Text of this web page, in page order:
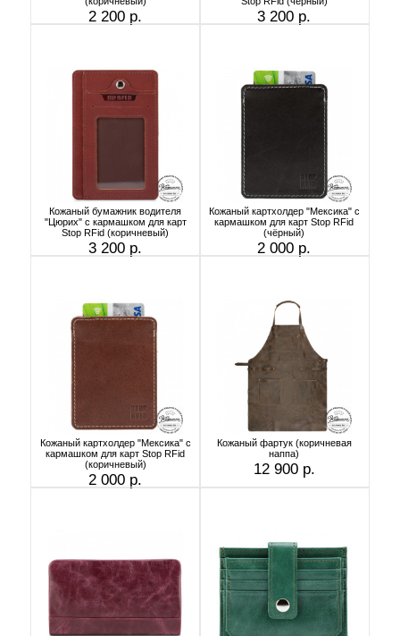
2 200 р. 3 200 р.
Кожаный бумажник водителя
"Цюрих" с кармашком для карт
Stop RFid (коричневый)
3 200 р.
Кожаный картхолдер "Мексика" с
кармашком для карт Stop RFid
(чёрный)
2 000 р.
Кожаный картхолдер "Мексика" с
кармашком для карт Stop RFid
(коричневый)
2 000 р.
Кожаный фартук (коричневая
наппа)
12 900 р.